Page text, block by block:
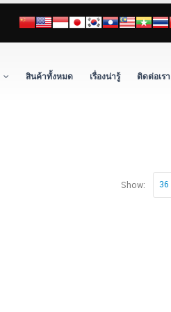
สินค้าทั้งหมด เรื่องน่ารู้ ติดต่อเรา
Show: